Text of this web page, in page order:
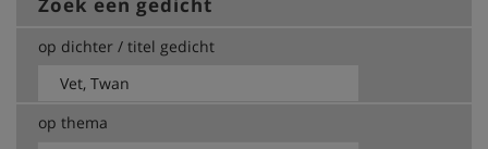
op dichter / titel gedicht
op thema